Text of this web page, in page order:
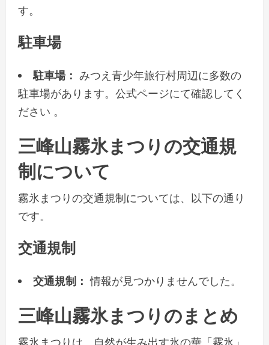
す。
駐車場
駐車場： みつえ青少年旅行村周辺に多数の
駐車場があります。公式ページにて確認してく
ださい 。
三峰山霧氷まつりの交通規
制について
霧氷まつりの交通規制については、以下の通り
です。
交通規制
交通規制： 情報が見つかりませんでした。
三峰山霧氷まつりのまとめ
霧氷まつりは、自然が生み出す氷の華「霧氷」